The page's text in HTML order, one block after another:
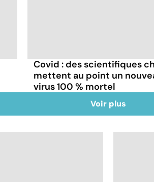
Covid : des scientifiques
mettent au point un
virus 100 % mortel
Voir plus